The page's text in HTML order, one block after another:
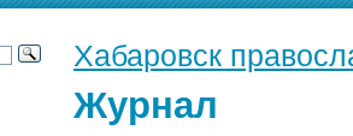
Хабаровск
Журнал